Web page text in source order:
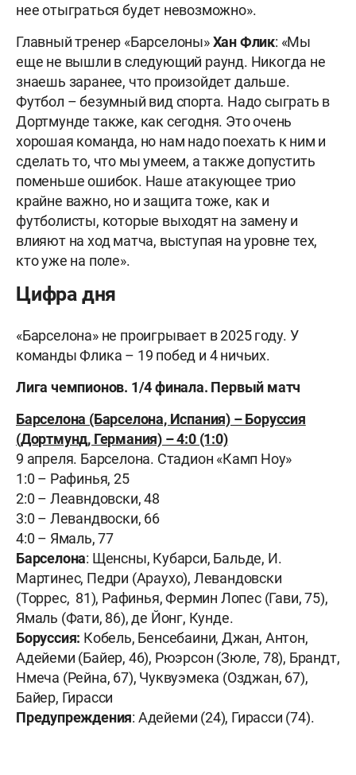
нее отыграться будет невозможно».
Главный тренер «Барселоны»Хан Флик: «Мы
еще не вышли в следующий раунд. Никогда не
знаешь заранее, что произойдет дальше.
Футбол – безумный вид спорта. Надо сыграть в
Дортмунде также, как сегодня. Это очень
хорошая команда, но нам надо поехать к ним и
сделать то, что мы умеем, а также допустить
поменьше ошибок. Наше атакующее трио
крайне важно, но и защита тоже, как и
футболисты, которые выходят на замену и
влияют на ход матча, выступая на уровне тех,
кто уже на поле».
Цифра дня
«Барселона» не проигрывает в 2025 году. У
команды Флика – 19 побед и 4 ничьих.
Лига чемпионов. 1/4 финала. Первый матч
Барселона (Барселона, Испания) – Боруссия
(Дортмунд, Германия) – 4:0 (1:0)
9 апреля. Барселона. Стадион «Камп Ноу»
1:0 – Рафинья, 25
2:0 – Леавндовски, 48
3:0 – Левандвоски, 66
4:0 – Ямаль, 77
Барселона: Щенсны, Кубарси, Бальде, И.
Мартинес, Педри (Араухо), Левандовски
(Торрес, 81), Рафинья, Фермин Лопес (Гави, 75),
Ямаль (Фати, 86), де Йонг, Кунде.
Боруссия: Кобель, Бенсебаини, Джан, Антон,
Адейеми (Байер, 46), Рюэрсон (Зюле, 78), Брандт,
Нмеча (Рейна, 67), Чуквуэмека (Озджан, 67),
Байер, Гирасси
Предупреждения: Адейеми (24), Гирасси (74).